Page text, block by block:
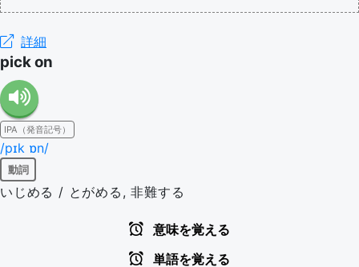
詳細
pick on
IPA（発音記号）
/pɪk ɒn/
動詞
いじめる / とがめる, 非難する
意味を覚える
単語を覚える